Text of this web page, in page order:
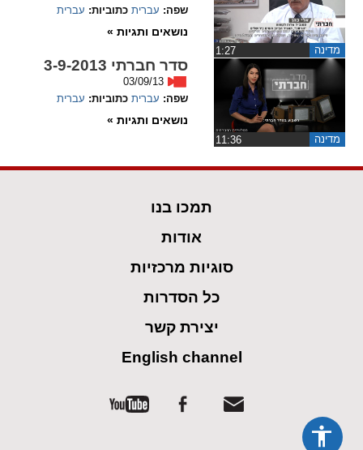
remove_circle_outline
Decrease font
add_circle_outline
Increase font
spellcheck
קישורים
קו תחתי לקישורים סימון קישורים
flag
מדינה
שפה: עברית כתוביות: עברית
נושאים ותגיות »
מדינה
סדר חברתי 3-9-2013
03/09/13
שפה: עברית כתוביות: עברית
נושאים ותגיות »
תמכו בנו
אודות
סוגיות מרכזיות
כל הסדרות
יצירת קשר
English channel